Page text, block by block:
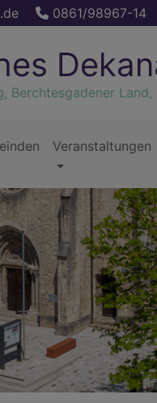
0861/98967-14
Berchtesgadener
Veranstaltungen